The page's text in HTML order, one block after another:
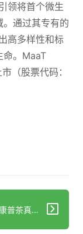
领将首个微生
通过其专有的
高多样性和标
命。MaaT
（股票代码：
下一篇：康普茶真的能帮助减肥吗？专家分析